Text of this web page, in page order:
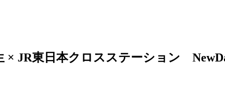
JR東日本クロスステーション